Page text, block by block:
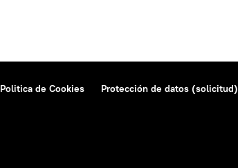
Politica de Cookies Protección de datos (solicitud)